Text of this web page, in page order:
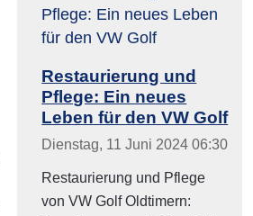
Restaurierung und
Pflege: Ein neues
Leben für den VW Golf
Dienstag, 11 Juni 2024 06:30
Restaurierung und Pflege
von VW Golf Oldtimern: